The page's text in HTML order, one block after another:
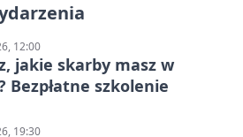
12:00
jakie skarby masz w
Bezpłatne szkolenie
19:30